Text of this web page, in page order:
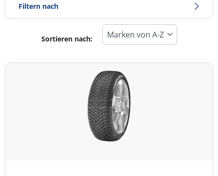
Filtern nach
Reifentyp
Alle Arten (3)
Ganzjahresreifen (1)
Sortieren nach: